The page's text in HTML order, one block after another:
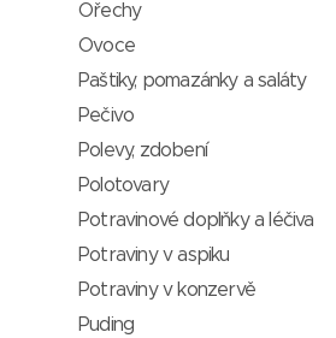
Ořechy
Ovoce
Paštiky, pomazánky a saláty
Pečivo
Polevy, zdobení
Polotovary
Potravinové doplňky a léčiva
Potraviny v aspiku
Potraviny v konzervě
Puding